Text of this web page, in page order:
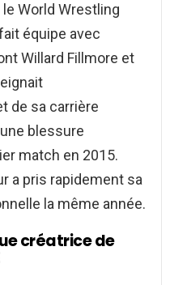
World Wrestling
équipe avec
Willard Fillmore et
de sa carrière
blessure
match en 2015.
a pris rapidement sa
la même année.
créatrice de